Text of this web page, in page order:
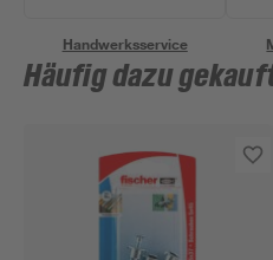
Handwerksservice
Häufig dazu